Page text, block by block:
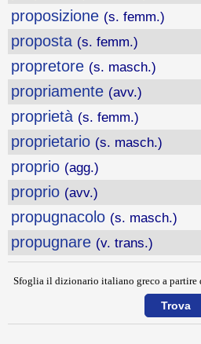
proposizione (s. femm.)
proposta (s. femm.)
propretore (s. masch.)
propriamente (avv.)
proprietà (s. femm.)
proprietario (s. masch.)
proprio (agg.)
proprio (avv.)
propugnacolo (s. masch.)
propugnare (v. trans.)
Sfoglia il dizionario italiano greco a partire